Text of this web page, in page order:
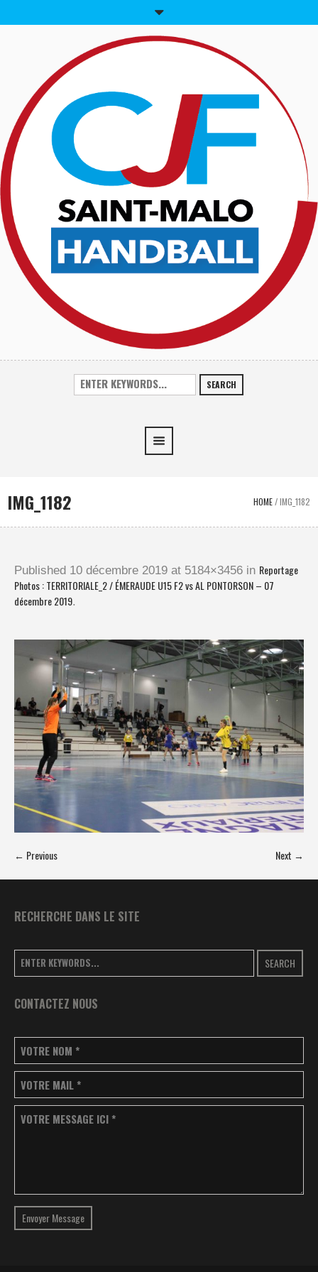
SEARCH
IMG_1182 HOME/IMG_1182
Published 10 décembre 2019 at 5184×3456 in Reportage
Photos : TERRITORIALE_2 / ÉMERAUDE U15 F2 vs AL PONTORSON – 07
décembre 2019.
← Previous Next →
RECHERCHE DANS LE SITE
SEARCH
CONTACTEZ NOUS
VOTRE NOM *
VOTRE MAIL *
VOTRE MESSAGE ICI *
Envoyer Message